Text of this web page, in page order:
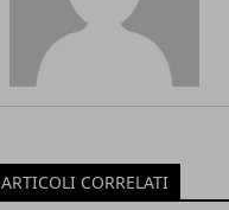
ARTICOLI CORRELATI